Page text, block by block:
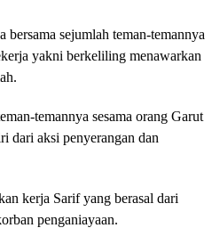
bersama sejumlah teman-temannya
yakni berkeliling menawarkan
temannya sesama orang Garut
dari aksi penyerangan dan
kerja Sarif yang berasal dari
penganiayaan.